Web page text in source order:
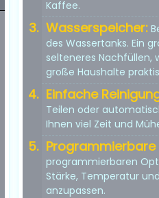
Kaffee.
Wasserspeicher:
des Wassertanks. Ein
selteneres Nachfüllen,
große Haushalte
Einfache
Teilen oder
Ihnen viel Zeit und
Programmierbare
programmierbaren
Stärke, Temperatur
anzupassen.